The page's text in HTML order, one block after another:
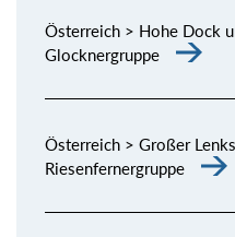
Österreich > Hohe Dock
Glocknergruppe
Österreich > Großer
Riesenfernergruppe